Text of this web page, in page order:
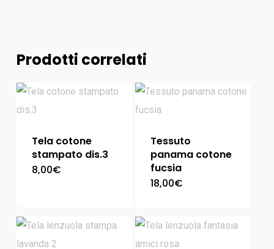
Prodotti correlati
Tela cotone
stampato dis.3
8,00€
Tessuto
panama cotone
fucsia
18,00€